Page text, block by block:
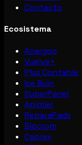
Contacto
Ecosistema
Acargoo
Vuelve+
Plus Contable
Ice Buin
SuperPanel
Apimiel
ReparaPads
Biocrom
Caprex